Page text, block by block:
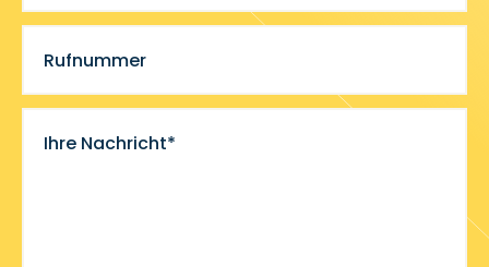
Rufnummer
Ihre Nachricht*